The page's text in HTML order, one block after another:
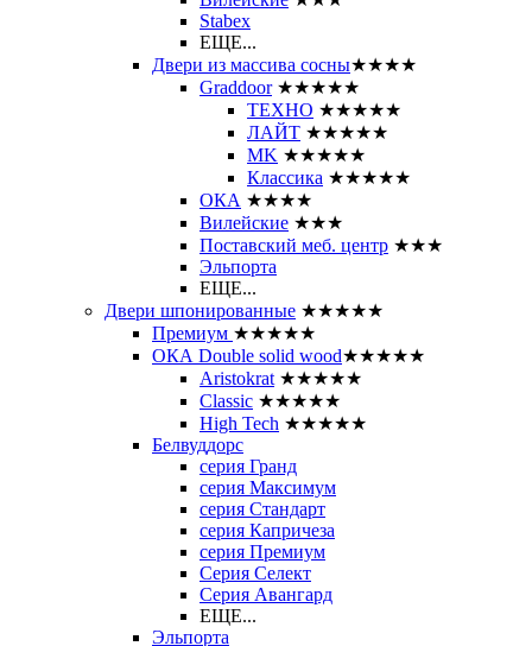
Stabex
ЕЩЕ...
Двери из массива сосны★★★★
Graddoor ★★★★★
ТЕХНО ★★★★★
ЛАЙТ ★★★★★
MK ★★★★★
Классика ★★★★★
ОКА ★★★★
Вилейские ★★★
Поставский меб. центр ★★★
Эльпорта
ЕЩЕ...
Двери шпонированные ★★★★★
Премиум ★★★★★
ОКА Double solid wood★★★★★
Aristokrat ★★★★★
Classic ★★★★★
High Tech ★★★★★
Белвуддорс
серия Гранд
серия Максимум
серия Стандарт
серия Капричеза
серия Премиум
Серия Селект
Серия Авангард
ЕЩЕ...
Эльпорта